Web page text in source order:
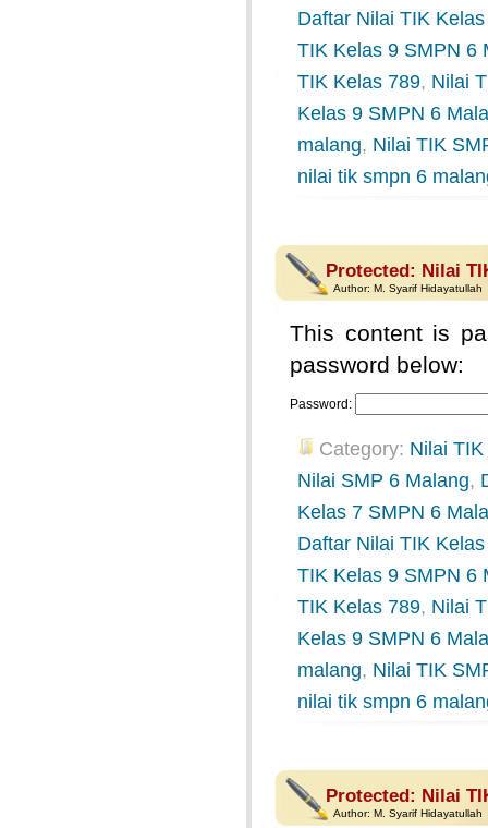
Daftar Nilai TIK
TIK Kelas 9 SMPN 6
TIK Kelas 789, Nilai
Kelas 9 SMPN 6
malang, Nilai TIK
nilai tik smpn 6
Protected: Nilai
Author: M. Syarif Hidayatullah
This content is
password below:
Password:
Category: Nilai
Nilai SMP 6 Malang,
Kelas 7 SMPN 6
Daftar Nilai TIK
TIK Kelas 9 SMPN 6
TIK Kelas 789, Nilai
Kelas 9 SMPN 6
malang, Nilai TIK
nilai tik smpn 6
Protected: Nilai
Author: M. Syarif Hidayatullah